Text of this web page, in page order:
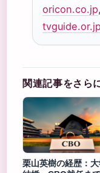
oricon.co.jp,
tvguide.or.jp
関連記事をさら
栗山英樹の経歴：大